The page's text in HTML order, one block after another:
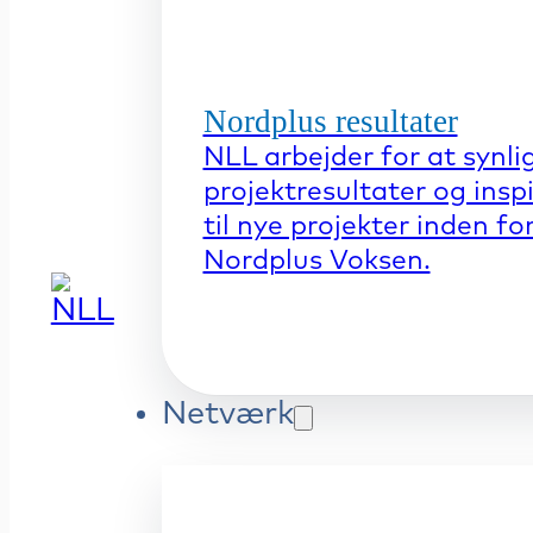
Nordplus resultater
NLL arbejder for at
projektresultater og
til nye projekter inden
Nordplus Voksen.
Netværk